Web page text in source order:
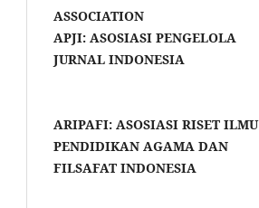
ASSOCIATION
APJI: ASOSIASI PENGELOLA
JURNAL INDONESIA
ARIPAFI: ASOSIASI RISET ILMU
PENDIDIKAN AGAMA DAN
FILSAFAT INDONESIA